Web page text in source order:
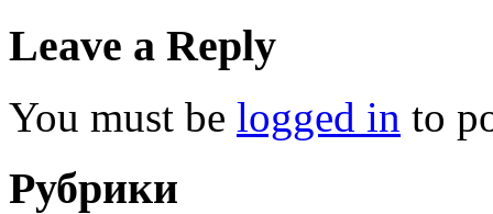
Leave a Reply
You must be logged in to
Рубрики